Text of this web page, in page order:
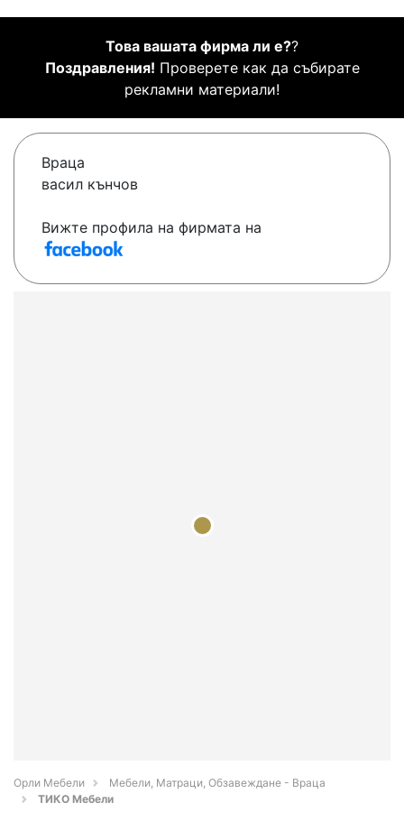
Това вашата фирма ли е??
Поздравления! Проверете как да събирате
рекламни материали!
Враца
васил кънчов
Вижте профила на фирмата на
Орли Мебели
Мебели, Матраци, Обзавеждане - Враца
ТИКО Мебели